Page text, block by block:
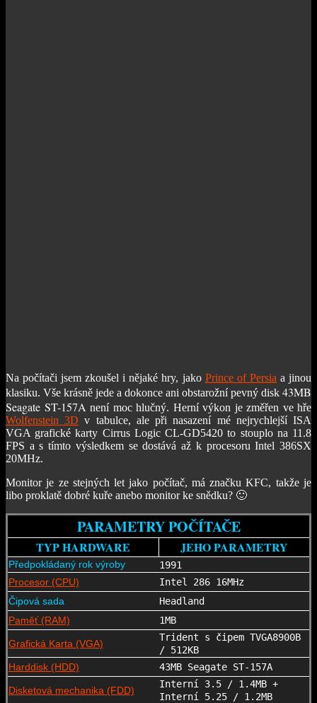
Na počítači jsem zkoušel i nějaké hry, jako Prince of Persia a jinou
klasiku. Vše krásně jede a dokonce ani obstarožní pevný disk 43MB
Seagate ST-157A není moc hlučný. Herní výkon je změřen ve hře
Wolfenstein 3D v tabulce, ale při nasazení mé nejrychlejší ISA
VGA grafické karty Cirrus Logic CL-GD5420 to stouplo na 11.8
FPS a s tímto výsledkem se dostává až k procesoru Intel 386SX
20MHz.
Monitor je ze stejných let jako počítač, má značku KFC, takže je
libo proklatě dobré kuře anebo monitor ke snědku? 🙂
PARAMETRY POČÍTAČE
TYP HARDWARE JEHO PARAMETRY
Předpokládaný rok výroby
1991
Procesor (CPU)
Intel 286 16MHz
Čipová sada
Headland
Paměť (RAM)
1MB
Grafická Karta (VGA)
Trident s čipem TVGA8900B
/ 512KB
Harddisk (HDD)
43MB Seagate ST-157A
Disketová mechanika (FDD)
Interní 3.5 / 1.4MB +
Interní 5.25 / 1.2MB